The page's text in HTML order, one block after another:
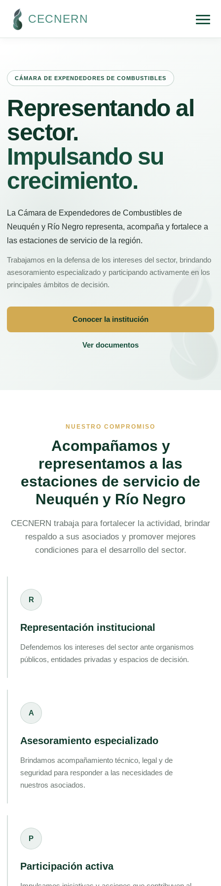
CECNERN
CÁMARA DE EXPENDEDORES DE COMBUSTIBLES
Representando al
sector.
Impulsando su
crecimiento.
La Cámara de Expendedores de Combustibles de
Neuquén y Río Negro representa, acompaña y fortalece a
las estaciones de servicio de la región.
Trabajamos en la defensa de los intereses del sector, brindando
asesoramiento especializado y participando activamente en los
principales ámbitos de decisión.
Conocer la institución
Ver documentos
NUESTRO COMPROMISO
Acompañamos y
representamos a las
estaciones de servicio de
Neuquén y Río Negro
CECNERN trabaja para fortalecer la actividad, brindar
respaldo a sus asociados y promover mejores
condiciones para el desarrollo del sector.
R
Representación institucional
Defendemos los intereses del sector ante organismos
públicos, entidades privadas y espacios de decisión.
A
Asesoramiento especializado
Brindamos acompañamiento técnico, legal y de
seguridad para responder a las necesidades de
nuestros asociados.
P
Participación activa